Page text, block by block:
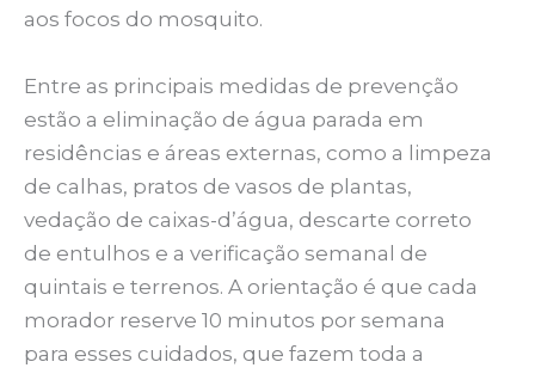
aos focos do mosquito.
Entre as principais medidas de prevenção
estão a eliminação de água parada em
residências e áreas externas, como a limpeza
de calhas, pratos de vasos de plantas,
vedação de caixas-d’água, descarte correto
de entulhos e a verificação semanal de
quintais e terrenos. A orientação é que cada
morador reserve 10 minutos por semana
para esses cuidados, que fazem toda a